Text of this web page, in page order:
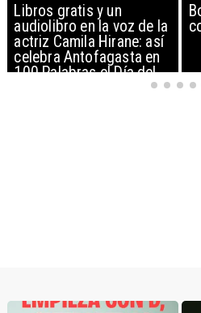
Boom de vida despierta
con lluvias en Limarí